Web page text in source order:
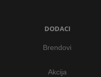
DODACI
Brendovi
Akcija